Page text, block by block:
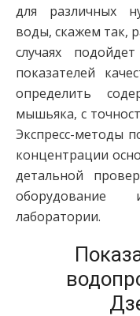
для различных
воды, скажем так,
случаях
показателей
определить
мышьяка, с
Экспресс-методы
концентрации
детальной
оборудование
лаборатории.